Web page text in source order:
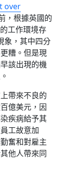
over
，根據英國的
工作環境存
象，其中四分
糟。但是現
該出現的機
帶來不良的
億美元，因
疾病給予其
工故意加
奮和對雇主
他人帶來同